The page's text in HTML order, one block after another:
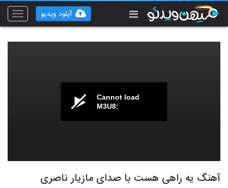
Toggle
آپلود ویدیو
Cannot load
M3U8:
آهنگ یه راهی هست با صدای مازیار ناصری